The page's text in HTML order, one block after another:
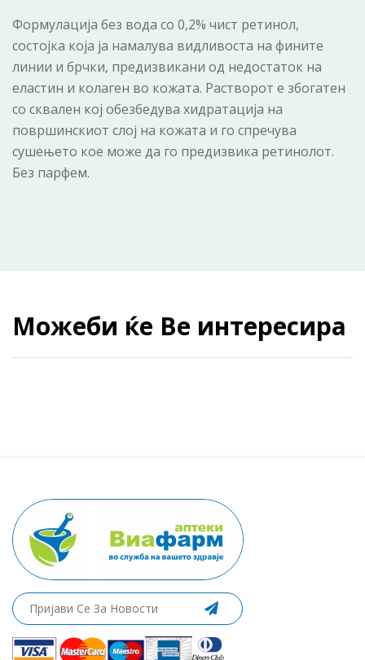
Формулација без вода со 0,2% чист ретинол,
состојка која ја намалува видливоста на фините
линии и брчки, предизвикани од недостаток на
еластин и колаген во кожата. Растворот е збогатен
со сквален кој обезбедува хидратација на
површинскиот слој на кожата и го спречува
сушењето кое може да го предизвика ретинолот.
Без парфем.
Можеби ќе Ве интересира